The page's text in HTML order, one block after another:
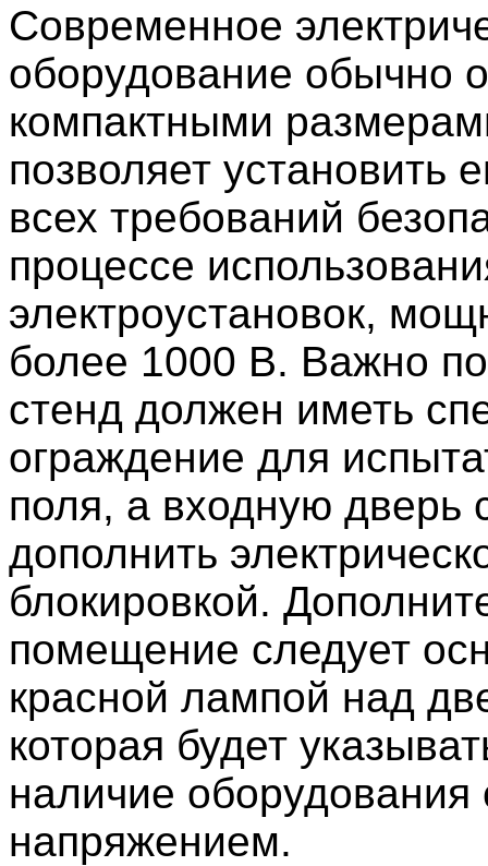
Современное
оборудование обычно
компактными
позволяет установить
всех требований
процессе
электроустановок,
более 1000 В. Важно
стенд должен иметь
ограждение для
поля, а входную дверь
дополнить
блокировкой.
помещение следует
красной лампой над
которая будет
наличие оборудования
напряжением.